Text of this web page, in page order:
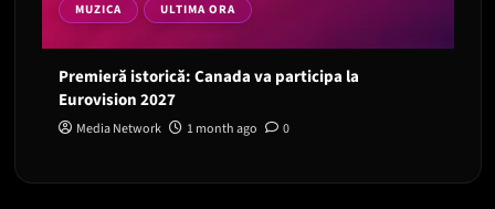
MUZICA ULTIMA ORA
Premieră istorică: Canada va participa la
Eurovision 2027
Media Network 1 month ago 0